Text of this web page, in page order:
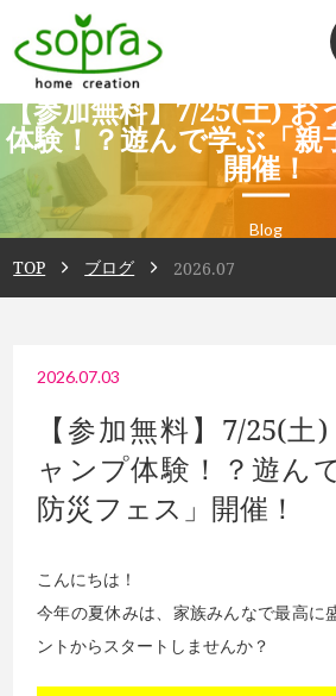
【参加無料】7/25(土) お
体験！？遊んで学ぶ「親
開催！
Blog
TOP ブログ 2026.07
2026.07.03
【参加無料】7/25(
ャンプ体験！？遊ん
防災フェス」開催！
こんにちは！
今年の夏休みは、家族みんなで最高に
ントからスタートしませんか？